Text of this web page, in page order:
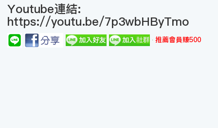
Youtube連結:
https://youtu.be/7p3wbHByTmo
推薦會員賺500